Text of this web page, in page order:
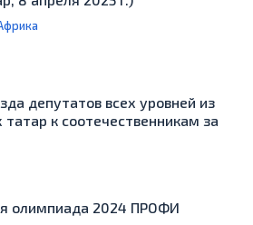
депутатов всех уровней из
к соотечественникам за
олимпиада 2024 ПРОФИ